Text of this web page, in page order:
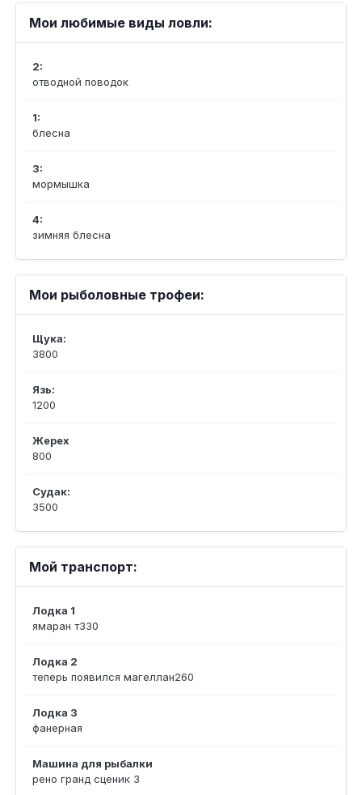
Мои любимые виды ловли:
2:
отводной поводок
1:
блесна
3:
мормышка
4:
зимняя блесна
Мои рыболовные трофеи:
Щука:
3800
Язь:
1200
Жерех
800
Судак:
3500
Мой транспорт:
Лодка 1
ямаран т330
Лодка 2
теперь появился магеллан260
Лодка 3
фанерная
Машина для рыбалки
рено гранд сценик 3